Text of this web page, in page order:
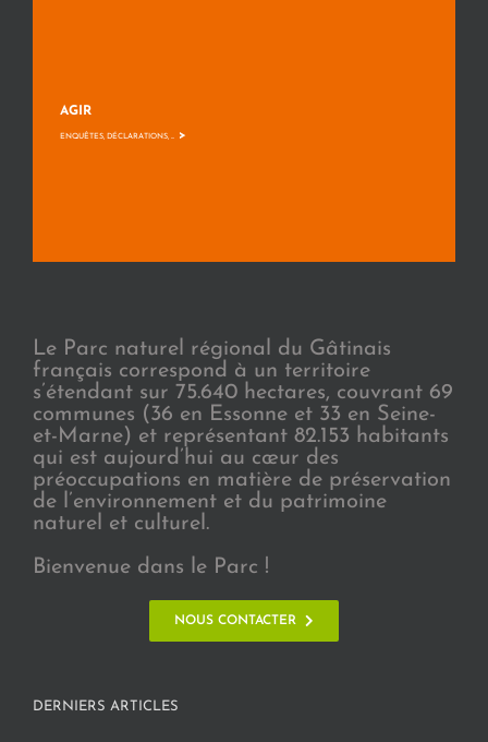
AGIR
ENQUÊTES, DÉCLARATIONS, ... >
Le Parc naturel régional du Gâtinais
français correspond à un territoire
s’étendant sur 75.640 hectares, couvrant 69
communes (36 en Essonne et 33 en Seine-
et-Marne) et représentant 82.153 habitants
qui est aujourd’hui au cœur des
préoccupations en matière de préservation
de l’environnement et du patrimoine
naturel et culturel.
Bienvenue dans le Parc !
NOUS CONTACTER
DERNIERS ARTICLES